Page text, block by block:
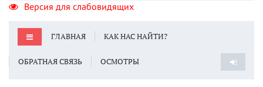
Версия для слабовидящих
ГЛАВНАЯ КАК НАС НАЙТИ?
ОБРАТНАЯ СВЯЗЬ ОСМОТРЫ